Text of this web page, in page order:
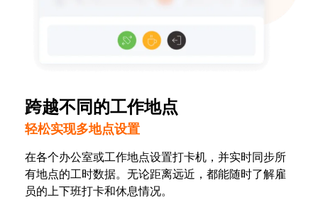
跨越不同的工作地点
轻松实现多地点设置
在各个办公室或工作地点设置打卡机，并实时同步所
有地点的工时数据。无论距离远近，都能随时了解雇
员的上下班打卡和休息情况。